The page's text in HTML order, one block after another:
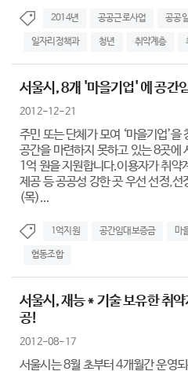
2014년 공공근로사업 공공
일자리정책과 청년 취약계층
서울시, 8개 '마을기업' 에 공간
2012-12-21
주민 또는 단체가 모여 ‘마을기업’
공간을 마련하지 못하고 있는 8곳에
1억 원을 지원합니다.이용자가 취약
제공 등 공공성 강한 곳 우선 선정,
(목)...
1억지원 공간임대보증금 마
협동조합
서울시, 재능＊기술 보유한 취
공!
2012-08-17
서울시는 8월 초부터 4개월간 운영